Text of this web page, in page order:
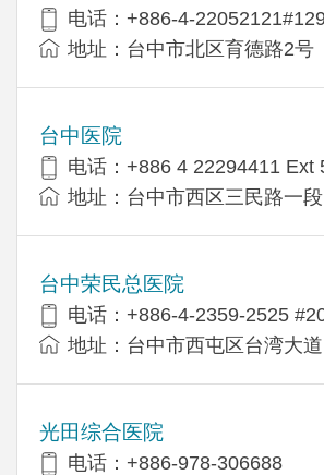
电话：+886-4-
地址：台中市北区育德路2号
台中医院
电话：+886 4 22294411 Ext
地址：台中市西区三民路一
台中荣民总医院
电话：+886-4-2359-2525
地址：台中市西屯区台湾大
光田综合医院
电话：+886-978-306688